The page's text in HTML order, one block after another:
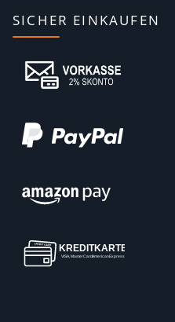
SICHER EINKAUFEN